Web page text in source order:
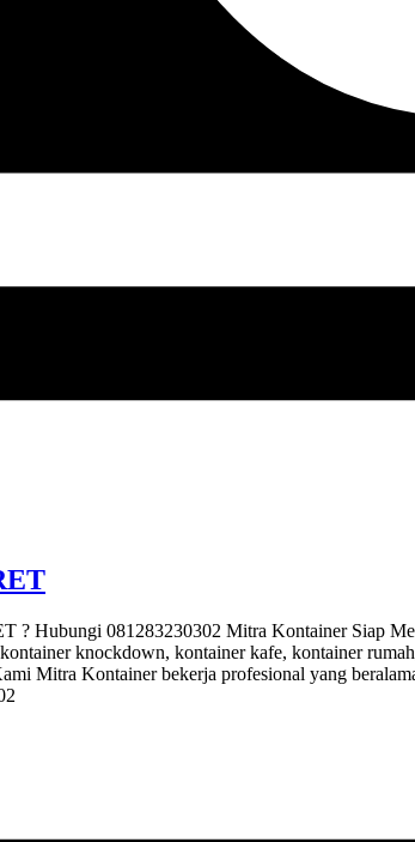
? Hubungi 081283230302 Mitra Kontainer Siap
knockdown, kontainer kafe, kontainer
Mitra Kontainer bekerja profesional yang